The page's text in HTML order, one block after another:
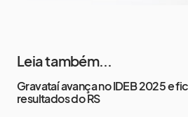
Leia também...
Gravataí avança no IDEB 2025 e
resultados do RS